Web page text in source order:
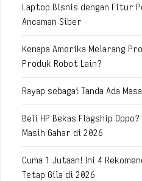
Laptop Bisnis dengan Fitur
Ancaman Siber
Kenapa Amerika Melarang
Produk Robot Lain?
Rayap sebagai Tanda Ada
Beli HP Bekas Flagship
Masih Gahar di 2026
Cuma 1 Jutaan! Ini 4
Tetap Gila di 2026